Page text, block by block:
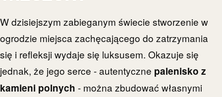
W dzisiejszym zabieganym świecie stworzenie w
ogrodzie miejsca zachęcającego do zatrzymania
się i refleksji wydaje się luksusem. Okazuje się
jednak, że jego serce - autentyczne palenisko z
kamieni polnych - można zbudować własnymi